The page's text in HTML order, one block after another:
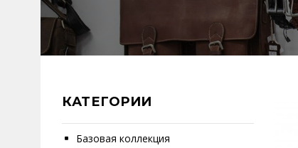
КАТЕГОРИИ
Базовая коллекция